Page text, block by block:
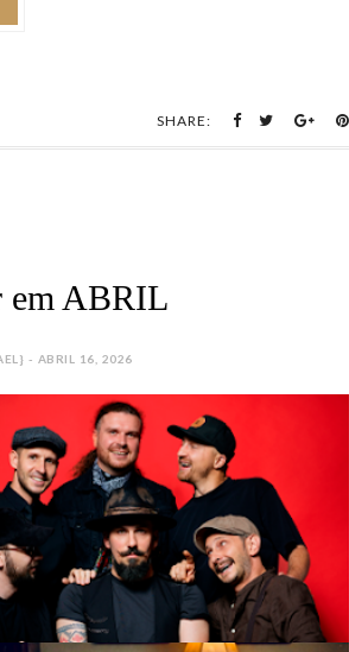
SHARE:
em ABRIL
- ABRIL 16, 2026